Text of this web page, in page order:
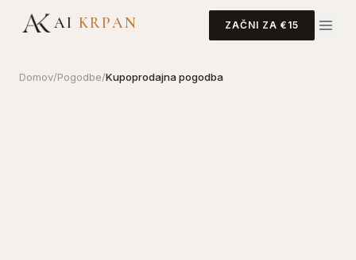
AI KRPAN ZAČNI ZA €15
Domov/Pogodbe/Kupoprodajna pogodba